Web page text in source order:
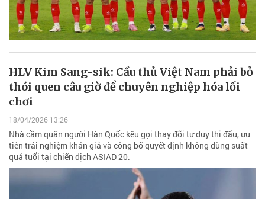
HLV Kim Sang-sik: Cầu thủ Việt Nam phải bỏ
thói quen câu giờ để chuyên nghiệp hóa lối
chơi
18/04/2026 13:26
Nhà cầm quân người Hàn Quốc kêu gọi thay đổi tư duy thi đấu, ưu
tiên trải nghiệm khán giả và công bố quyết định không dùng suất
quá tuổi tại chiến dịch ASIAD 20.